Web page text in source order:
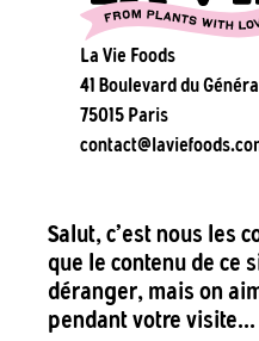
Salut, c'est nous les
que le contenu de ce
déranger, mais on
pendant votre
La Vie Foods
41 Boulevard du
75015 Paris